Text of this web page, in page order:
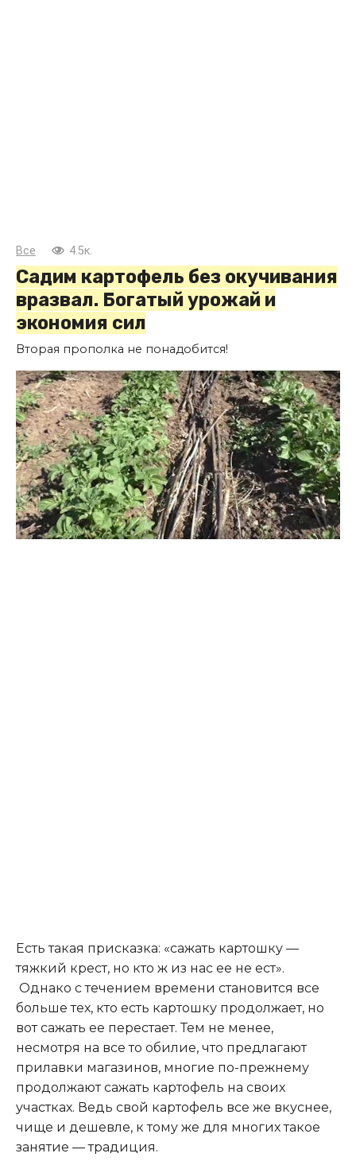
Все 4.5к.
Садим картофель без окучивания
вразвал. Богатый урожай и
экономия сил
Вторая прополка не понадобится!
Есть такая присказка: «сажать картошку —
тяжкий крест, но кто ж из нас ее не ест».
Однако с течением времени становится все
больше тех, кто есть картошку продолжает, но
вот сажать ее перестает. Тем не менее,
несмотря на все то обилие, что предлагают
прилавки магазинов, многие по-прежнему
продолжают сажать картофель на своих
участках. Ведь свой картофель все же вкуснее,
чище и дешевле, к тому же для многих такое
занятие — традиция.